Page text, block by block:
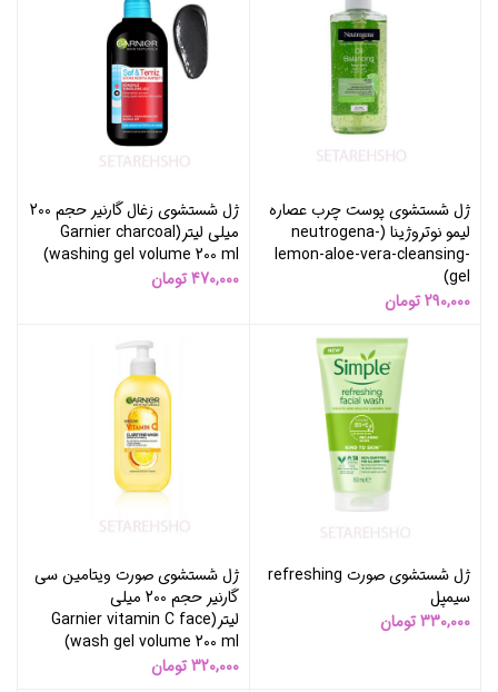
ژل شستشوی پوست چرب عصاره
لیمو نوتروژینا (neutrogena-
lemon-aloe-vera-cleansing-
gel)
290,000تومان
ژل شستشوی زغال گارنیر حجم 200
میلی لیتر(Garnier charcoal
washing gel volume 200 ml)
470,000 تومان
ژل شستشوی صورت refreshing
سیمپل
330,000تومان
ژل شستشوی صورت ویتامین سی
گارنیر حجم 200 میلی
لیتر(Garnier vitamin C face
wash gel volume 200 ml)
320,000 تومان